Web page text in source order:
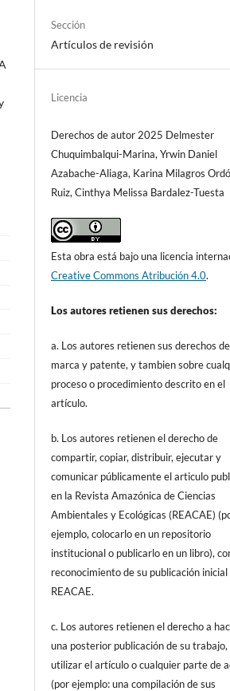
Sección
Artículos de revisión
Licencia
Derechos de autor 2025 Delmester
Chuquimbalqui-Marina, Yrwin Daniel
Azabache-Aliaga, Karina Milagros
Ruiz, Cinthya Melissa Bardalez-Tuesta
Esta obra está bajo una licencia
Creative Commons Atribución 4.0.
Los autores retienen sus derechos:
a. Los autores retienen sus derechos de
marca y patente, y tambien sobre
proceso o procedimiento descrito en el
artículo.
b. Los autores retienen el derecho de
compartir, copiar, distribuir, ejecutar y
comunicar públicamente el articulo
en la Revista Amazónica de Ciencias
Ambientales y Ecológicas (REACAE)
ejemplo, colocarlo en un repositorio
institucional o publicarlo en un libro),
reconocimiento de su publicación inicial
REACAE.
c. Los autores retienen el derecho a
una posterior publicación de su trabajo,
utilizar el artículo o cualquier parte de
(por ejemplo: una compilación de sus